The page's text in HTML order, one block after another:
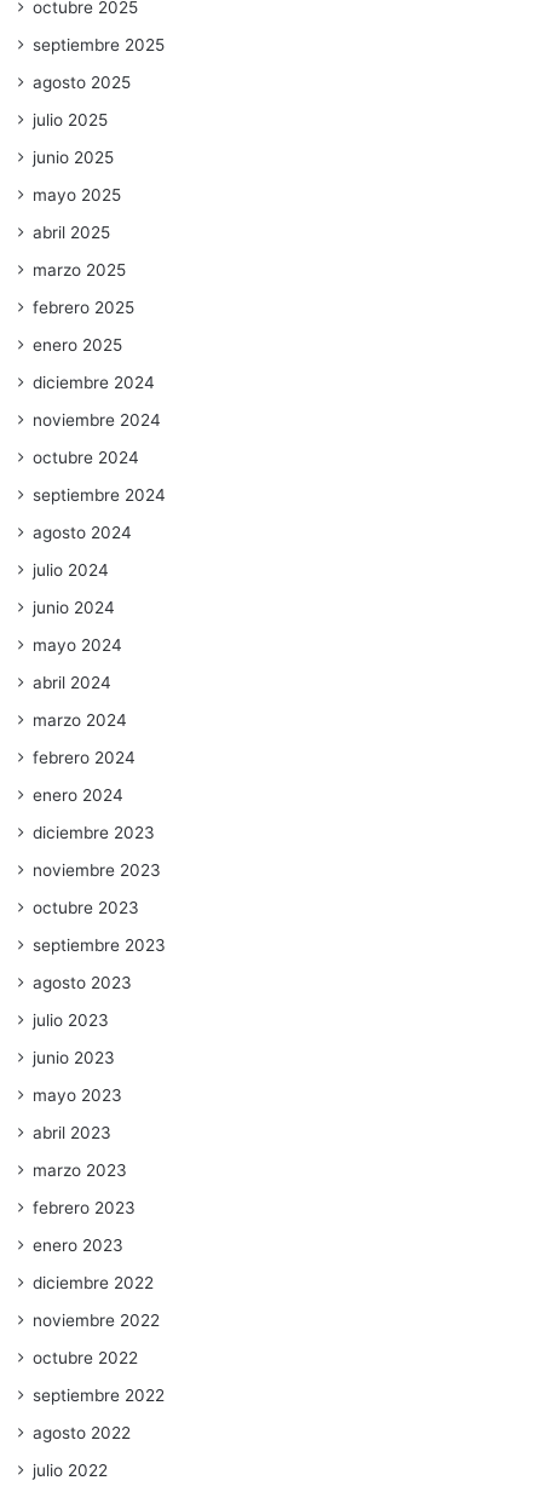
octubre 2025
septiembre 2025
agosto 2025
julio 2025
junio 2025
mayo 2025
abril 2025
marzo 2025
febrero 2025
enero 2025
diciembre 2024
noviembre 2024
octubre 2024
septiembre 2024
agosto 2024
julio 2024
junio 2024
mayo 2024
abril 2024
marzo 2024
febrero 2024
enero 2024
diciembre 2023
noviembre 2023
octubre 2023
septiembre 2023
agosto 2023
julio 2023
junio 2023
mayo 2023
abril 2023
marzo 2023
febrero 2023
enero 2023
diciembre 2022
noviembre 2022
octubre 2022
septiembre 2022
agosto 2022
julio 2022